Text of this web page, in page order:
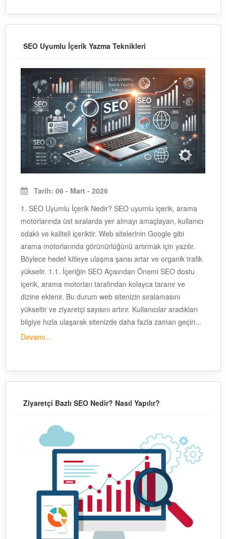
SEO Uyumlu İçerik Yazma Teknikleri
Tarih: 06 - Mart - 2026
1. SEO Uyumlu İçerik Nedir? SEO uyumlu içerik, arama
motorlarında üst sıralarda yer almayı amaçlayan, kullanıcı
odaklı ve kaliteli içeriktir. Web sitelerinin Google gibi
arama motorlarında görünürlüğünü artırmak için yazılır.
Böylece hedef kitleye ulaşma şansı artar ve organik trafik
yükselir. 1.1. İçeriğin SEO Açısından Önemi SEO dostu
içerik, arama motorları tarafından kolayca taranır ve
dizine eklenir. Bu durum web sitenizin sıralamasını
yükseltir ve ziyaretçi sayısını artırır. Kullanıcılar aradıkları
bilgiye hızla ulaşarak sitenizde daha fazla zaman geçiri...
Devamı...
Ziyaretçi Bazlı SEO Nedir? Nasıl Yapılır?